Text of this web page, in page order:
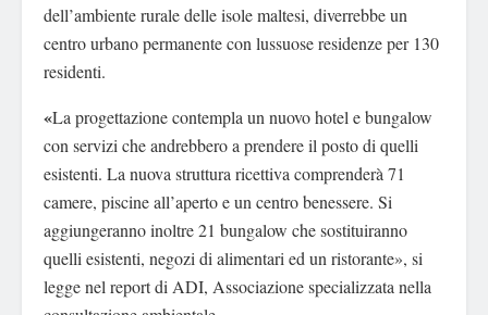
dell’ambiente rurale delle isole maltesi, diverrebbe un
centro urbano permanente con lussuose residenze per 130
residenti.
«La progettazione contempla un nuovo hotel e bungalow
con servizi che andrebbero a prendere il posto di quelli
esistenti. La nuova struttura ricettiva comprenderà 71
camere, piscine all’aperto e un centro benessere. Si
aggiungeranno inoltre 21 bungalow che sostituiranno
quelli esistenti, negozi di alimentari ed un ristorante», si
legge nel report di ADI, Associazione specializzata nella